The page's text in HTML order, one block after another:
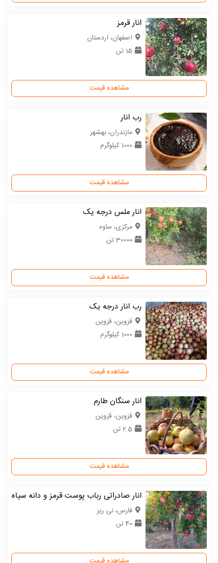
انار قرمز
اصفهان، اردستان
15 تن
مشاهده قیمت
رب انار
مازندران، بهشهر
1000 کیلوگرم
مشاهده قیمت
انار ملس درجه یک
مركزی، ساوه
30000 تن
مشاهده قیمت
رب انار درجه یک
قزوین، قزوین
1000 کیلوگرم
مشاهده قیمت
انار سنگان طارم
قزوین، قزوین
2.5 تن
مشاهده قیمت
انار صادراتی رباب پوست قرمز و دانه سیاه
فارس، نی ریز
40 تن